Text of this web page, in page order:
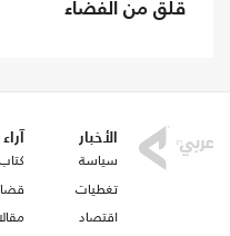
قلق من الفضاء
الأخبار
سياسة
تغطيات
اقتصاد
آراء